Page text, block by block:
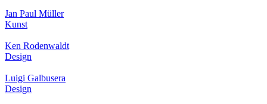
Jan Paul Müller
Kunst
Ken Rodenwaldt
Design
Luigi Galbusera
Design